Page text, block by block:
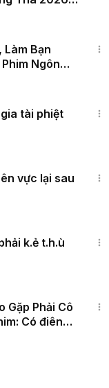
Làm Bạn
Ngôn
tài phiệt
vực lại sau
k.ẻ t.h.ù
Gặp Phải Cô
Có điên